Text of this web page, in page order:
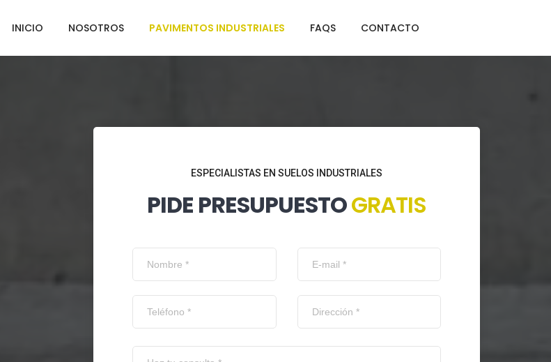
INICIO NOSOTROS PAVIMENTOS INDUSTRIALES FAQS CONTACTO
ESPECIALISTAS EN SUELOS INDUSTRIALES
PIDE PRESUPUESTOGRATIS